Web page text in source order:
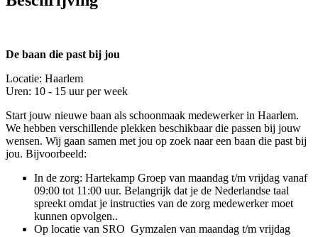
De baan die past bij jou
Locatie: Haarlem
Uren: 10 - 15 uur per week
Start jouw nieuwe baan als schoonmaak medewerker in Haarlem.
We hebben verschillende plekken beschikbaar die passen bij jouw
wensen. Wij gaan samen met jou op zoek naar een baan die past bij
jou. Bijvoorbeeld:
In de zorg: Hartekamp Groep van maandag t/m vrijdag vanaf
09:00 tot 11:00 uur. Belangrijk dat je de Nederlandse taal
spreekt omdat je instructies van de zorg medewerker moet
kunnen opvolgen..
Op locatie van SRO Gymzalen van maandag t/m vrijdag